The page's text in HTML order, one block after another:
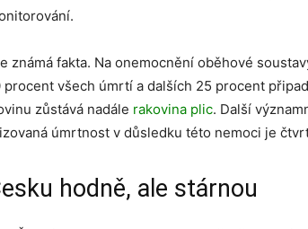
známá fakta. Na onemocnění oběhové
všech úmrtí a dalších 25 procent
zůstává nadále rakovina plic. Další
úmrtnost v důsledku této nemoci je
hodně, ale stárnou